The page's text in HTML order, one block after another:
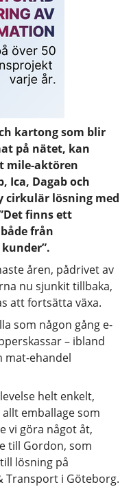
kartong som blir
på nätet, kan
mile-aktören
Ica, Dagab och
cirkulär lösning med
finns ett
från
åren, pådrivet av
nu sjunkit tillbaka,
att fortsätta växa.
som någon gång e-
– ibland
mat-ehandel
helt enkelt,
emballage som
vi göra något åt,
till Gordon, som
lösning på
Transport i Göteborg.